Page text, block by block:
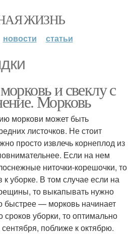
ЖИЗНЬ
новости статьи
и свеклу с
Морковь
моркови может быть
листочков. Не стоит
просто извлечь корнеплод из
Если на нем
ниточки-корешочки, то
к уборке. В том случае если на
то выкапывать нужно
быстрее — морковь начинает
сроков уборки, то оптимально
поближе к октябрю.